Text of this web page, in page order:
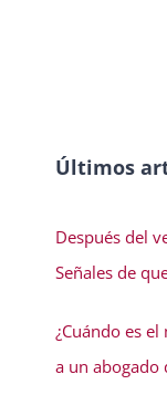
Últimos
Después del
Señales de
¿Cuándo es
a un abogado